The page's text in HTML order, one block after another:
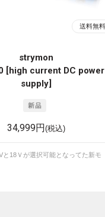
strymon
[high current DC power
supply]
34,999円(税込)
と18Ｖが選択可能となってた新モ